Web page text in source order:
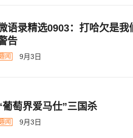
语录精选0903：打哈欠是
告
闻 9月3日
葡萄界爱马仕”三国杀
闻 9月3日